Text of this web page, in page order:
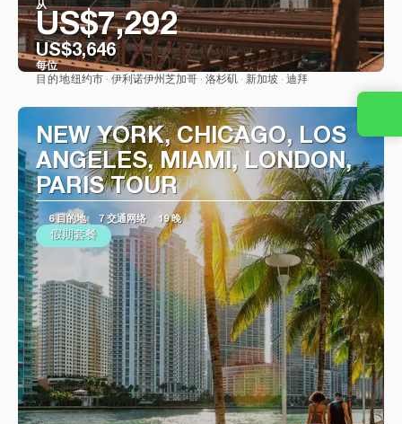
从
US$7,292
US$3,646
每位
目的地纽约市 · 伊利诺伊州芝加哥 · 洛杉矶 · 新加坡 · 迪拜
NEW YORK, CHICAGO, LOS
ANGELES, MIAMI, LONDON,
PARIS TOUR
6 目的地 7 交通网络 19 晚
假期套餐